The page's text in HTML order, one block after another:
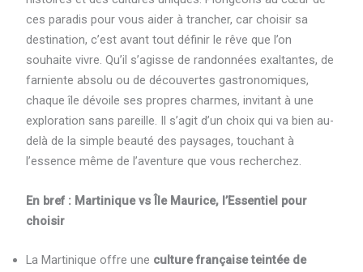
ces paradis pour vous aider à trancher, car choisir sa
destination, c’est avant tout définir le rêve que l’on
souhaite vivre. Qu’il s’agisse de randonnées exaltantes, de
farniente absolu ou de découvertes gastronomiques,
chaque île dévoile ses propres charmes, invitant à une
exploration sans pareille. Il s’agit d’un choix qui va bien au-
delà de la simple beauté des paysages, touchant à
l’essence même de l’aventure que vous recherchez.
En bref : Martinique vs Île Maurice, l’Essentiel pour
choisir
La Martinique offre une culture française teintée de